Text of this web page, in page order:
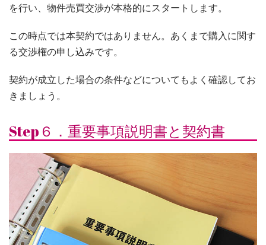
を行い、物件売買交渉が本格的にスタートします。
この時点では本契約ではありません。あくまで購入に関す
る交渉権の申し込みです。
契約が成立した場合の条件などについてもよく確認してお
きましょう。
Step６．重要事項説明書と契約書